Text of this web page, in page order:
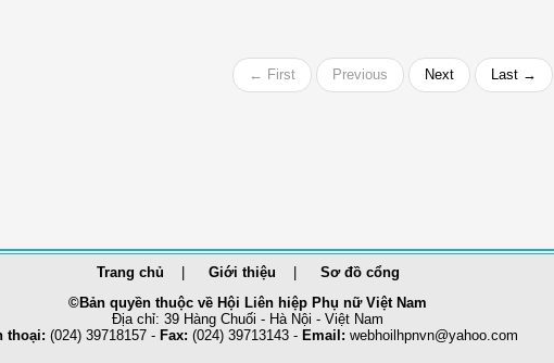
← First Previous Next Last →
Trang chủ Giới thiệu
Sơ đồ cổng
©Bản quyền thuộc về Hội Liên hiệp Phụ nữ Việt Nam
Địa chỉ: 39 Hàng Chuối - Hà Nội - Việt Nam
thoại: (024) 39718157 - Fax: (024) 39713143 - Email: webhoilhpnvn@yahoo.com